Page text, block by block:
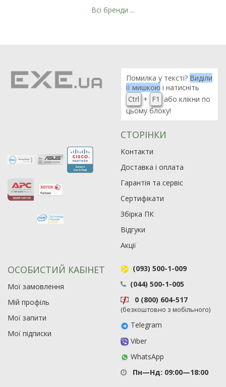
Рейтинг EXE.ua:4.6
975
Всі бренди ...
Помилка у тексті? Виділи
її мишкою і натисніть
Ctrl + F1
або клікни по
цьому блоку!
СТОРІНКИ
Контакти
Доставка і оплата
Гарантія та сервіс
Сертифікати
Збірка ПК
Відгуки
Акції
ОСОБИСТИЙ КАБІНЕТ
Мої замовлення
Мій профіль
Мої запити
Мої підписки
(093) 500-1-009
(044) 500-1-005
0 (800) 604-517
(безкоштовно з мобільного)
Telegram
Viber
WhatsApp
Пн—Нд: 09:00—18:00